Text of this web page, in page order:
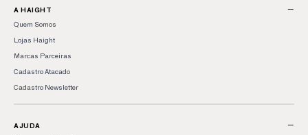
A HAIGHT −
Quem Somos
Lojas Haight
Marcas Parceiras
Cadastro Atacado
Cadastro Newsletter
AJUDA −